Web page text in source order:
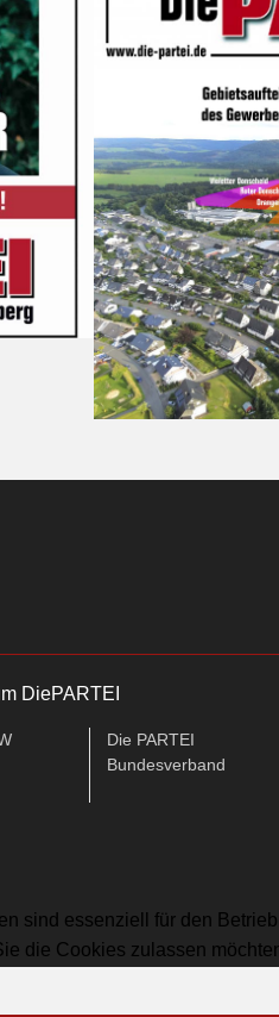
DiePARTEI
Die PARTEI
Bundesverband
sind essenziell für den
die Cookies zulassen